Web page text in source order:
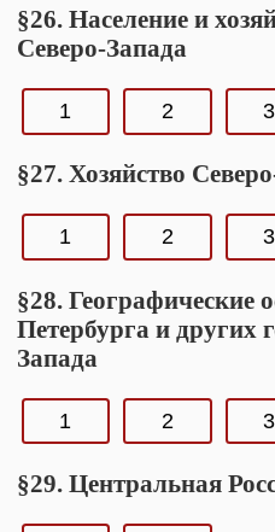
§26. Население и
Северо-Запада
1 2 3
§27. Хозяйство
1 2 3
§28. Географические
Петербурга и других
Запада
1 2 3
§29. Центральная